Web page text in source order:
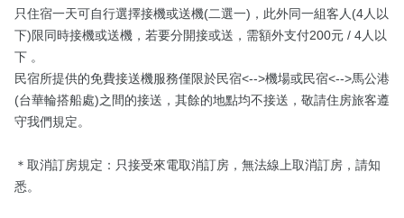
只住宿一天可自行選擇接機或送機(二選一)，此外同一組客人(4人以
下)限同時接機或送機，若要分開接或送，需額外支付200元 / 4人以
下 。
民宿所提供的免費接送機服務僅限於民宿<-->機場或民宿<-->馬公港
(台華輪搭船處)之間的接送，其餘的地點均不接送，敬請住房旅客遵
守我們規定。
＊取消訂房規定：只接受來電取消訂房，無法線上取消訂房，請知
悉。